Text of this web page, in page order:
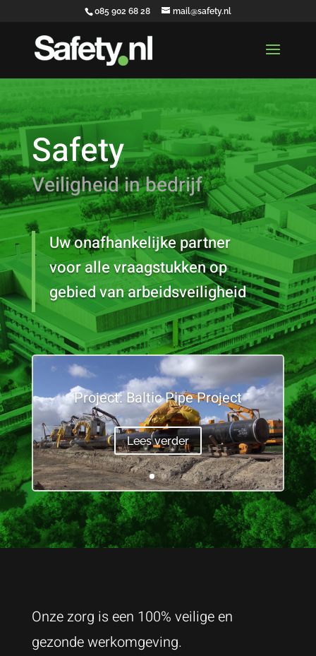
085 902 68 28 mail@safety.nl
Safety
Veiligheid in bedrijf
Uw onafhankelijke partner
voor alle vraagstukken op
gebied van arbeidsveiligheid
Project: Baltic Pipe Project
Lees verder
Onze zorg is een 100% veilige en
gezonde werkomgeving.